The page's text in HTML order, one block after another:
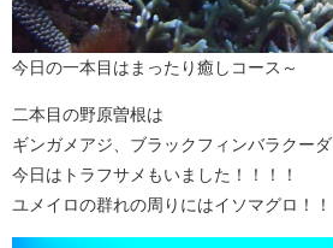
今日の一本目はまったり癒しコース～
二本目の野原曽根は
ギンガメアジ、ブラックフィンバラクーダ
今日はトラフサメもいました！！！！
ユメイロの群れの周りにはイソマグロ！！